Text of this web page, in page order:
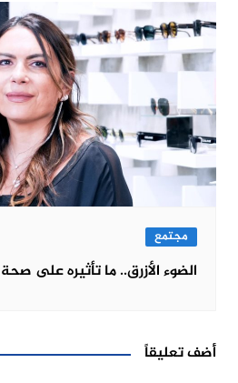
مجتمع
الضوء الأزرق.. ما تأثيره على
أضف تعليقاً